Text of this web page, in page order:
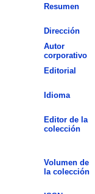
Resumen
Dirección
Autor
corporativo
Editorial
Idioma
Editor de la
colección
Volumen de
la colección